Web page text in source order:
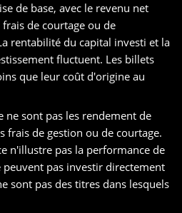
de base, avec le revenu net
de courtage ou de
rentabilité du capital investi et la
fluctuent. Les billets
que leur coût d'origine au
ne sont pas les rendement de
frais de gestion ou de courtage.
n'illustre pas la performance de
peuvent pas investir directement
sont pas des titres dans lesquels